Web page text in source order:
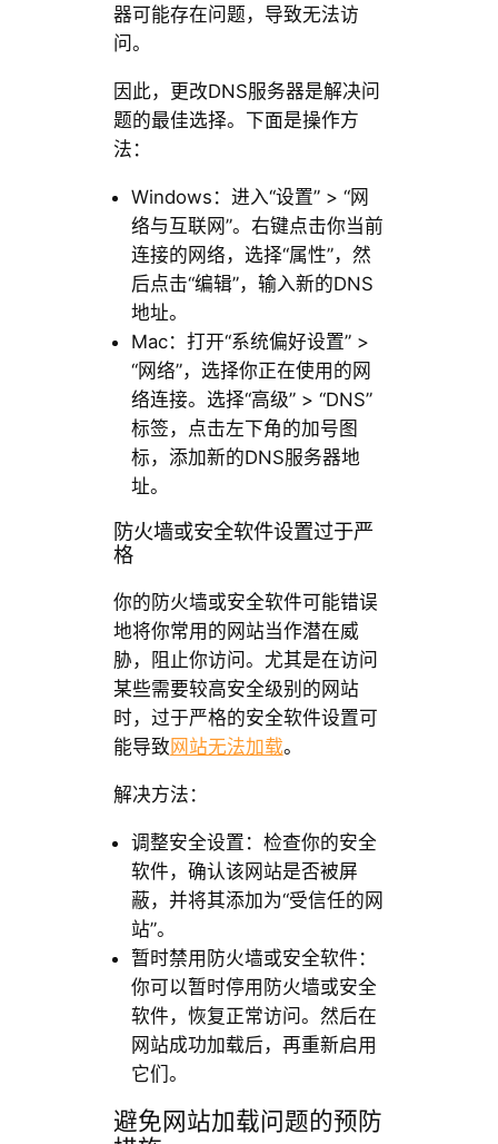
器可能存在问题，导致无法访
问。
因此，更改DNS服务器是解决问
题的最佳选择。下面是操作方
法：
Windows：进入“设置” > “网
络与互联网”。右键点击你当前
连接的网络，选择“属性”，然
后点击“编辑”，输入新的DNS
地址。
Mac：打开“系统偏好设置” >
“网络”，选择你正在使用的网
络连接。选择“高级” > “DNS”
标签，点击左下角的加号图
标，添加新的DNS服务器地
址。
防火墙或安全软件设置过于严
格
你的防火墙或安全软件可能错误
地将你常用的网站当作潜在威
胁，阻止你访问。尤其是在访问
某些需要较高安全级别的网站
时，过于严格的安全软件设置可
能导致 网站无法加载。
解决方法：
调整安全设置：检查你的安全
软件，确认该网站是否被屏
蔽，并将其添加为“受信任的网
站”。
暂时禁用防火墙或安全软件：
你可以暂时停用防火墙或安全
软件，恢复正常访问。然后在
网站成功加载后，再重新启用
它们。
避免网站加载问题的预防